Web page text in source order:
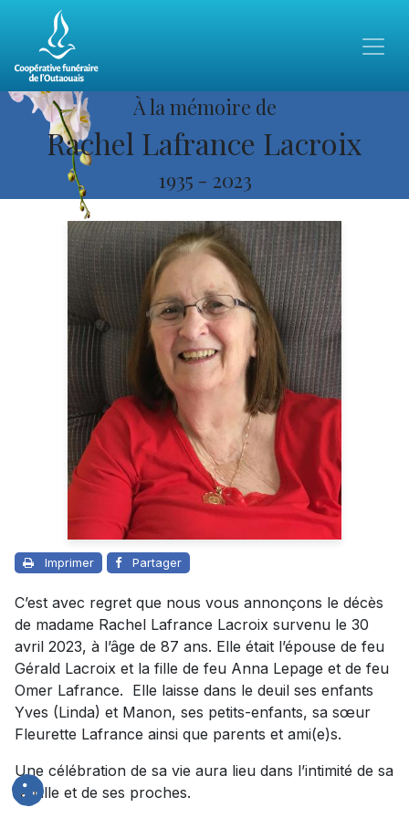
À la mémoire de
Rachel Lafrance Lacroix
1935 - 2023
Imprimer Partager
C’est avec regret que nous vous annonçons le décès
de madame Rachel Lafrance Lacroix survenu le 30
avril 2023, à l’âge de 87 ans. Elle était l’épouse de feu
Gérald Lacroix et la fille de feu Anna Lepage et de feu
Omer Lafrance. Elle laisse dans le deuil ses enfants
Yves (Linda) et Manon, ses petits-enfants, sa sœur
Fleurette Lafrance ainsi que parents et ami(e)s.
Une célébration de sa vie aura lieu dans l’intimité de sa
famille et de ses proches.